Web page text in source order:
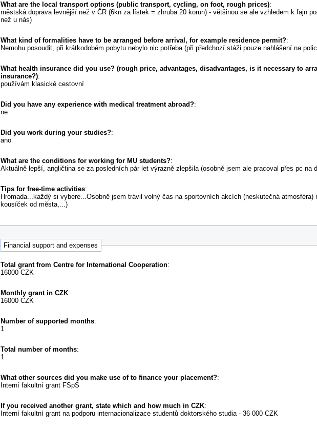
What are the local transport options (public transport, cycling, on foot, rough prices):
městská doprava levnější než v ČR (6kn za lístek = zhruba 20 korun) - většinou se ale vzhledem k fajn
než u nás)
What kind of formalities have to be arranged before arrival, for example residence permit?:
Nemohu posoudit, při krátkodobém pobytu nebylo nic potřeba (při předchozí stáži pouze nahlášení na
What health insurance did you use? (rough price, advantages, disadvantages, is it necessary to
insurance?):
používám klasické cestovní
Did you have any experience with medical treatment abroad?:
ne
Did you work during your studies?:
ano
What are the conditions for working for MU students?:
Aktuálně lepší, angličtina se za posledních pár let výrazně zlepšila (osobně jsem ale pracoval přes pc na
Tips for free-time activities:
Hromada...každý si vybere...Osobně jsem trávil volný čas na sportovních akcích (neskutečná
kousíček od města,...)
Financial support and expenses
Total grant from Centre for International Cooperation:
16000 CZK
Monthly grant in CZK:
16000 CZK
Number of supported months:
1
Total number of months:
1
What other sources did you make use of to finance your placement?:
Interní fakultní grant FSpS
If you received another grant, state which and how much in CZK:
Interní fakultní grant na podporu internacionalizace studentů doktorského studia - 36 000 CZK